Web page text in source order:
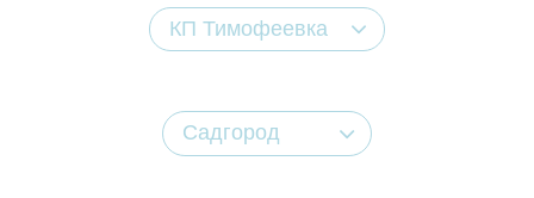
КП Тимофеевка
Садгород